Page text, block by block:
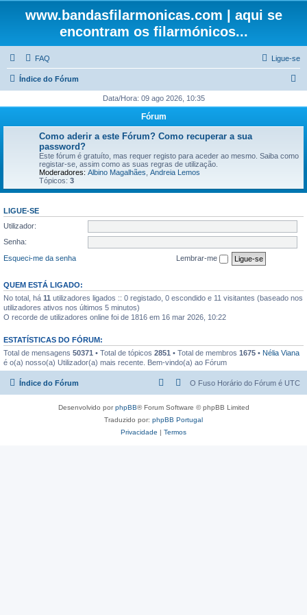
www.bandasfilarmonicas.com | aqui se
encontram os filarmónicos...
FAQ Ligue-se
Índice do Fórum
q
a
Data/Hora: 09 ago 2026, 10:35
Fórum
Como aderir a este Fórum? Como recuperar a sua
password?
Este fórum é gratuíto, mas requer registo para aceder ao mesmo. Saiba como
registar-se, assim como as suas regras de utilização.
Moderadores: Albino Magalhães Andreia Lemos
Tópicos: 3
LIGUE-SE
Utilizador:
Senha:
Esqueci-me da senha
Lembrar-me
QUEM ESTÁ LIGADO:
No total, há 11 utilizadores ligados :: 0 registado, 0 escondido e 11 visitantes (baseado nos
utilizadores ativos nos últimos 5 minutos)
O recorde de utilizadores online foi de 1816 em 16 mar 2026, 10:22
ESTATÍSTICAS DO FÓRUM:
Total de mensagens 50371 • Total de tópicos 2851 • Total de membros 1675 • Nélia Viana
é o(a) nosso(a) Utilizador(a) mais recente. Bem-vindo(a) ao Fórum
Índice do Fórum O Fuso Horário do Fórum é UTC
Desenvolvido porphpBB® Forum Software © phpBB Limited
Traduzido por: phpBB Portugal
Privacidade | Termos